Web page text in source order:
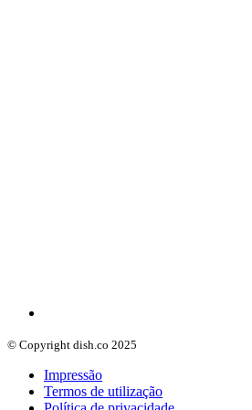
© Copyright dish.co 2025
Impressão
Termos de utilização